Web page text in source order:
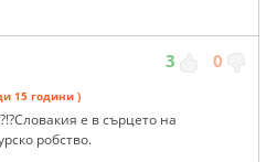
3 0
15 години )
е в сърцето на
робство.